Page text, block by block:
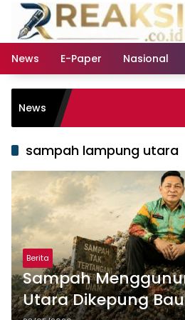
Langsung
konten
News
E-Paper Nasional
News
sampah lampung utara
Berita
Sampah
Utara Dikepung